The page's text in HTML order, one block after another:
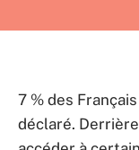
7 % des
déclaré.